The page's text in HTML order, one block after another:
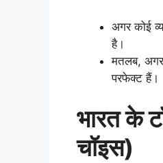
अगर कोई
है।
मतलब,
परफेक्ट हैं।
भारत के
चॉइस)